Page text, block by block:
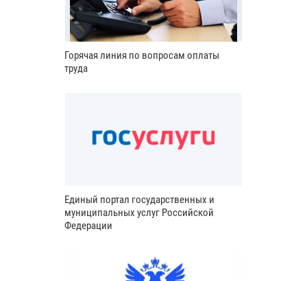
Горячая линия по вопросам оплаты
труда
Единый портал государственных и
муниципальных услуг Российской
Федерации